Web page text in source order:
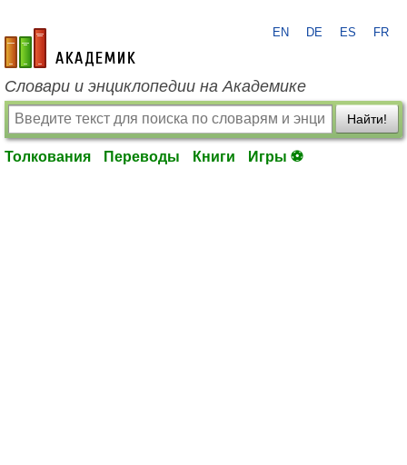
academic.ru
EN DE ES FR
Словари и энциклопедии на Академике
Найти!
Толкования Переводы Книги Игры ⚽